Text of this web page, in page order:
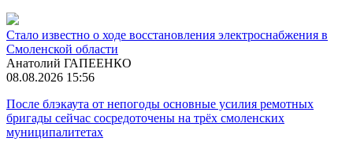
Стало известно о ходе восстановления электроснабжения в
Смоленской области
Анатолий ГАПЕЕНКО
08.08.2026 15:56
После блэкаута от непогоды основные усилия ремотных
бригады сейчас сосредоточены на трёх смоленских
муниципалитетах